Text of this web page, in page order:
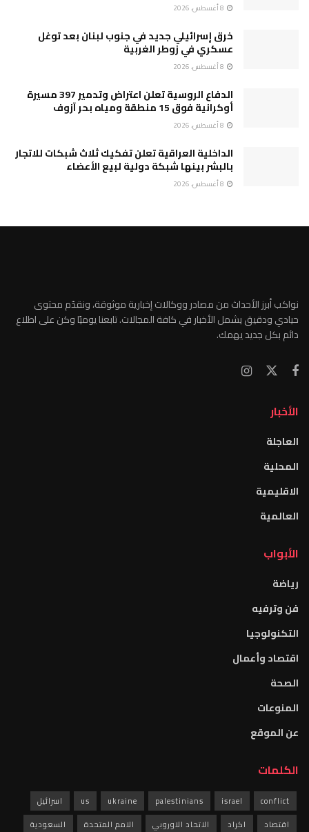
خرق إسرائيلي جديد في جنوب لبنان بعد توغل
عسكري في زوطر الغربية
الدفاع الروسية تعلن اعتراض وتدمير 397 مسيرة
أوكرانية فوق 15 منطقة ومياه بحر آزوف
الداخلية العراقية تعلن تفكيك ثلاث شبكات للاتجار
بالبشر بينها شبكة دولية لبيع الأعضاء
نواكب أبرز الأحداث من مصادر ووكالات إخبارية موثوقة، ونقدّم محتوى
حيادي ودقيق يشمل الأخبار في كافة المجالات. تابعنا يوميًا وكن على اطلاع
دائم بكل جديد يهمك.
الأخبار
العاجلة
المحلية
الاقليمية
العالمية
الأبواب
رياضة
فن وترفيه
التكنولوجيا
اقتصاد وأعمال
الصحة
المنوعات
عن الموقع
الكلمات
conflict
israel
palestinians
ukraine
us
اسرائيل
اقتصاد
اكراد الاتحاد الاوروبي الامم المتحدة السعودية